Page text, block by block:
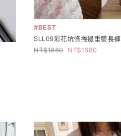
#BEST
SLL09彩花坑條捲邊垂墜長褲
1880
1680